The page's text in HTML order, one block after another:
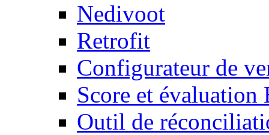
Nedivoot
Retrofit
Configurateur de
Score et évaluation
Outil de